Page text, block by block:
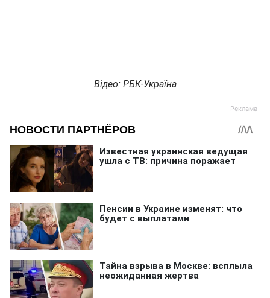
Відео: РБК-Україна